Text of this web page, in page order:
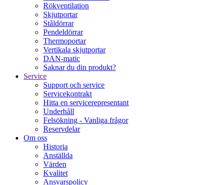
Rökventilation
Skjutportar
Ståldörrar
Pendeldörrar
Thermoportar
Vertikala skjutportar
DAN-matic
Saknar du din produkt?
Service
Support och service
Servicekontrakt
Hitta en servicerepresentant
Underhåll
Felsökning - Vanliga frågor
Reservdelar
Om oss
Historia
Anställda
Värden
Kvalitet
Ansvarspolicy